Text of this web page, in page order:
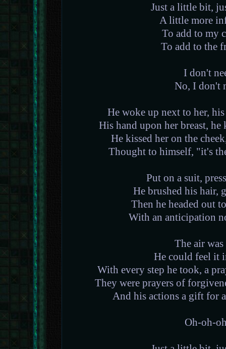
Just a little bit,
A little more
To add to my
To add to the
I don't
No, I don't
He woke up next to her,
His hand upon her breast, he
He kissed her on the
Thought to himself, "it's
Put on a suit,
He brushed his hair,
Then he headed out
With an anticipation
The air
He could feel it
With every step he took, a
They were prayers of
And his actions a gift for
Oh-oh-